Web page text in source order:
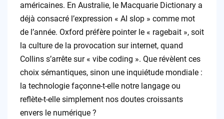
américaines. En Australie, le Macquarie Dictionary a
déjà consacré l’expression « AI slop » comme mot
de l’année. Oxford préfère pointer le « ragebait », soit
la culture de la provocation sur internet, quand
Collins s’arrête sur « vibe coding ». Que révèlent ces
choix sémantiques, sinon une inquiétude mondiale :
la technologie façonne-t-elle notre langage ou
reflète-t-elle simplement nos doutes croissants
envers le numérique ?